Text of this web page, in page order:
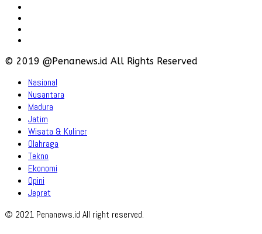
© 2019 @Penanews.id All Rights Reserved
Nasional
Nusantara
Madura
Jatim
Wisata & Kuliner
Olahraga
Tekno
Ekonomi
Opini
Jepret
© 2021 Penanews.id All right reserved.